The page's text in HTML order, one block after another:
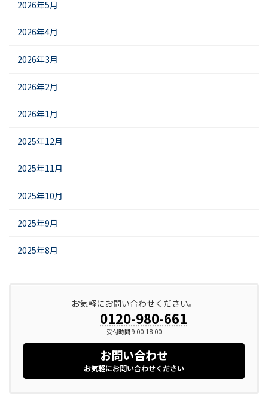
2026年5月
2026年4月
2026年3月
2026年2月
2026年1月
2025年12月
2025年11月
2025年10月
2025年9月
2025年8月
お気軽にお問い合わせください。
0120-980-661
受付時間 9:00-18:00
お問い合わせ
お気軽にお問い合わせください